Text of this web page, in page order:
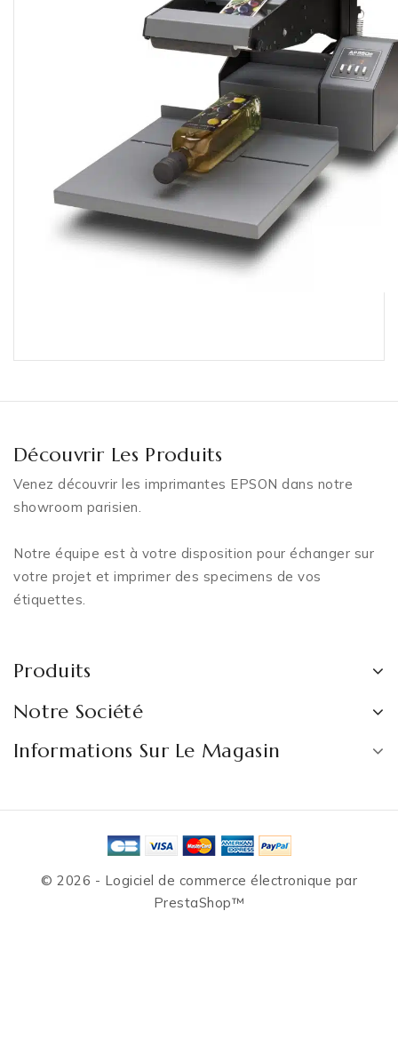
Découvrir Les Produits
Venez découvrir les imprimantes EPSON dans notre
showroom parisien.
Notre équipe est à votre disposition pour échanger sur
votre projet et imprimer des specimens de vos
étiquettes.
Produits
Notre Société
Informations Sur Le Magasin
© 2026 - Logiciel de commerce électronique par
PrestaShop™